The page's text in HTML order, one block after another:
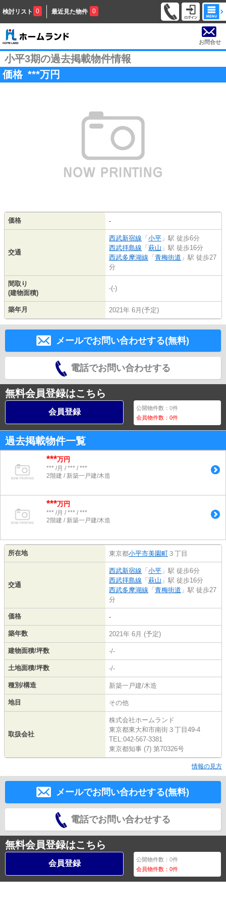
検討リスト 0 最近見た物件 0
お問合せ
小平3期の過去掲載物件情報
価格 ***万円
価格 -
交通
西武新宿線 「 小平 」駅 徒歩6分
西武拝島線 「 萩山 」駅 徒歩16分
西武多摩湖線 「 青梅街道 」駅 徒歩27
分
間取り
(建物面積)
-(-)
築年月 2021年 6月(予定)
メールでお問い合わせする(無料)
電話でお問い合わせする
無料会員登録はこちら
会員登録 公開物件数：0件
会員物件数：0件
過去掲載物件一覧
***万円
*** /月 / *** / ***
2階建 / 新築一戸建/木造
***万円
*** /月 / *** / ***
2階建 / 新築一戸建/木造
所在地 東京都小平市美園町 ３丁目
交通
西武新宿線 「 小平 」駅 徒歩6分
西武拝島線 「 萩山 」駅 徒歩16分
西武多摩湖線 「 青梅街道 」駅 徒歩27
分
価格 -
築年数 2021年 6月 (予定)
建物面積/坪数 -/-
土地面積/坪数 -/-
種別/構造 新築一戸建/木造
地目 その他
取扱会社
株式会社ホームランド
東京都東大和市南街３丁目49-4
TEL:042-567-3381
東京都知事 (7) 第70326号
情報の見方
メールでお問い合わせする(無料)
電話でお問い合わせする
無料会員登録はこちら
会員登録 公開物件数：0件
会員物件数：0件